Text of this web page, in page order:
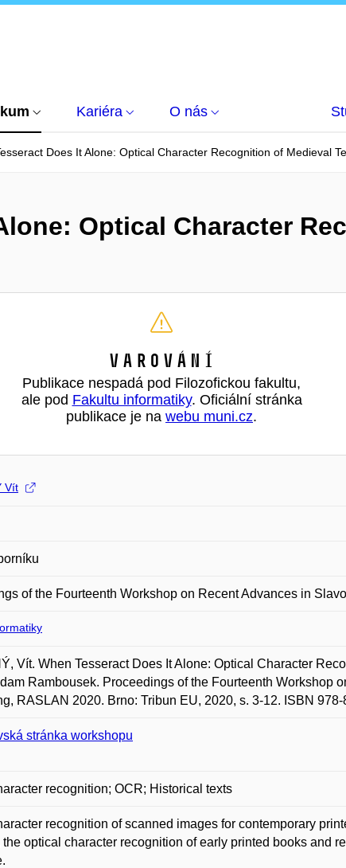
Kariéra O nás
Does It Alone: Optical Character Recognition of Medieval
Optical Character
Varování
Publikace nespadá pod Filozofickou fakultu,
ale pod Fakultu informatiky. Oficiální stránka
publikace je na webu muni.cz.
Vít
of the Fourteenth Workshop on Recent Advances in
Vít. When Tesseract Does It Alone: Optical Character
Rambousek. Proceedings of the Fourteenth Workshop
RASLAN 2020. Brno: Tribun EU, 2020, s. 3-12. ISBN
stránka workshopu
recognition; OCR; Historical texts
recognition of scanned images for contemporary
the optical character recognition of early printed books and